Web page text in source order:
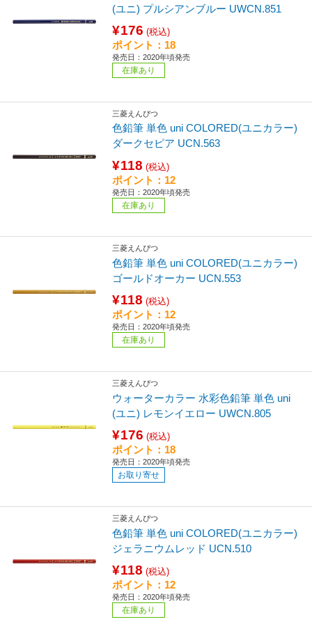
(ユニ) プルシアンブルー UWCN.851
¥176 (税込)
ポイント：18
発売日：2020年頃発売
在庫あり
三菱えんぴつ
色鉛筆 単色 uni COLORED(ユニカラー)
ダークセピア UCN.563
¥118 (税込)
ポイント：12
発売日：2020年頃発売
在庫あり
三菱えんぴつ
色鉛筆 単色 uni COLORED(ユニカラー)
ゴールドオーカー UCN.553
¥118 (税込)
ポイント：12
発売日：2020年頃発売
在庫あり
三菱えんぴつ
ウォーターカラー 水彩色鉛筆 単色 uni
(ユニ) レモンイエロー UWCN.805
¥176 (税込)
ポイント：18
発売日：2020年頃発売
お取り寄せ
三菱えんぴつ
色鉛筆 単色 uni COLORED(ユニカラー)
ジェラニウムレッド UCN.510
¥118 (税込)
ポイント：12
発売日：2020年頃発売
在庫あり